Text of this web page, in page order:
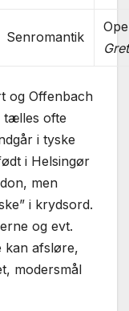
Senromantik
og Offenbach
tælles ofte
i tyske
i Helsingør
men
i krydsord.
og evt.
kan afsløre,
modersmål